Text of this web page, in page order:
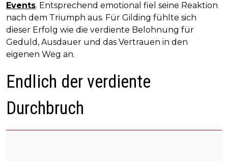
Events. Entsprechend emotional fiel seine Reaktion
nach dem Triumph aus. Für Gilding fühlte sich
dieser Erfolg wie die verdiente Belohnung für
Geduld, Ausdauer und das Vertrauen in den
eigenen Weg an.
Endlich der verdiente
Durchbruch